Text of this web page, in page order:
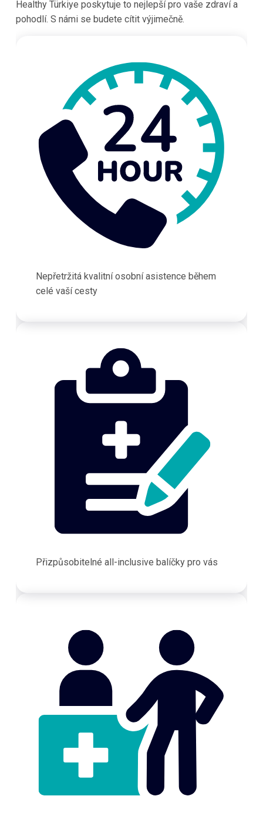
Healthy Türkiye poskytuje to nejlepší pro vaše zdraví a
pohodlí. S námi se budete cítit výjimečně.
Nepřetržitá kvalitní osobní asistence během
celé vaší cesty
Přizpůsobitelné all-inclusive balíčky pro vás